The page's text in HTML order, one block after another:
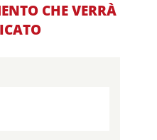
CHE VERRÀ